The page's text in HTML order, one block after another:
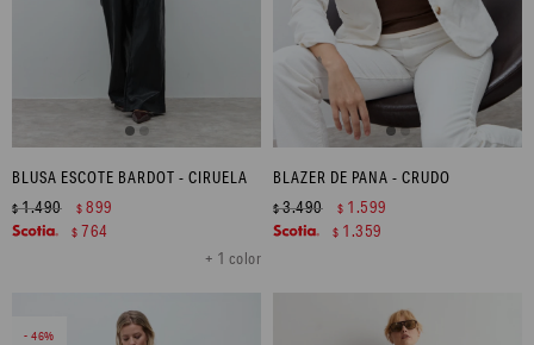
BLUSA ESCOTE BARDOT - CIRUELA
+ 1 color
$1.490 $ 899
$ 764
BLAZER DE PANA - CRUDO
$3.490 $ 1.599
$ 1.359
46